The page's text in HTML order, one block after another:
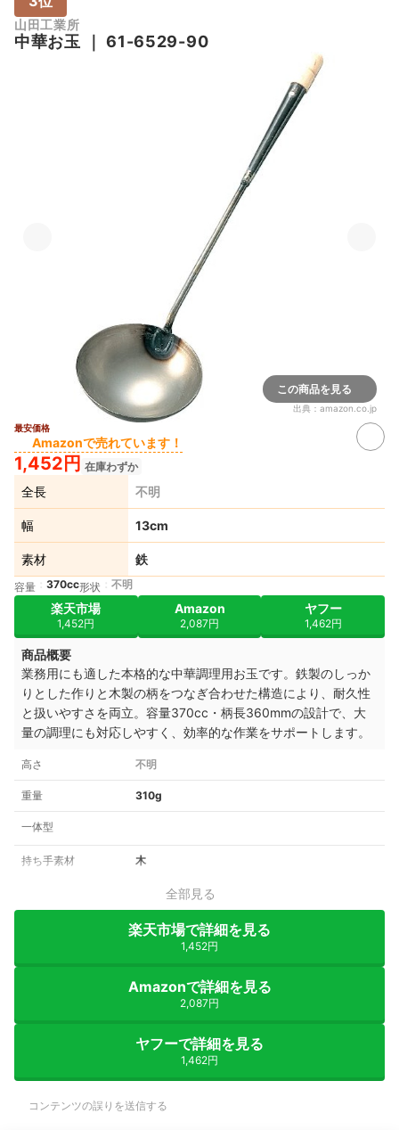
山田工業所
中華お玉 ｜61-6529-90
この商品を見る
出典： amazon.co.jp
最安価格
Amazonで売れています！
1,452円 在庫わずか
全長 不明
幅 13cm
素材 鉄
容量 370cc形状 不明
楽天市場
1,452円
Amazon
2,087円
ヤフー
1,462円
商品概要
業務用にも適した本格的な中華調理用お玉です。鉄製のしっか
りとした作りと木製の柄をつなぎ合わせた構造により、耐久性
と扱いやすさを両立。容量370cc・柄長360mmの設計で、大
量の調理にも対応しやすく、効率的な作業をサポートします。
高さ 不明
重量 310g
一体型
持ち手素材 木
全部見る
楽天市場で詳細を見る
1,452円
Amazonで詳細を見る
2,087円
ヤフーで詳細を見る
1,462円
コンテンツの誤りを送信する